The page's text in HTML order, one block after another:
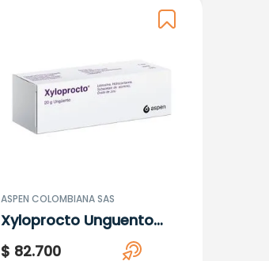
ASPEN COLOMBIANA SAS
Xyloprocto Unguento
(Lido-Hidro Alum Oz
$ 82.700